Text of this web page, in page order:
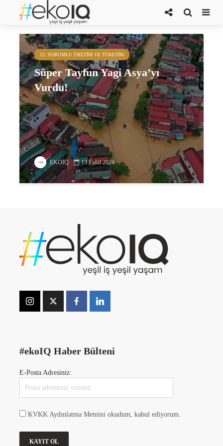
tropikal siklon
12. SORUMLU ÜRETIM VE TÜKETIM
Süper Tayfun Yagi Asya’yı
Vurdu!
EKOIQ 13 Eylül 2024
#ekoIQ Haber Bülteni
E-Posta Adresiniz:
KVKK Aydınlatma Metnini okudum, kabul ediyorum.